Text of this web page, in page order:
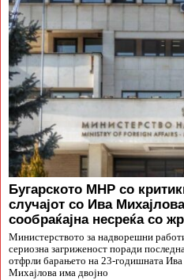
Бугарското МНР со
случајот со Ива
сообраќајна несреќа со
Министерството за надворешни
сериозна загриженост поради
отфрли барањето на 23-годишната Ива
Михајлова има двојно